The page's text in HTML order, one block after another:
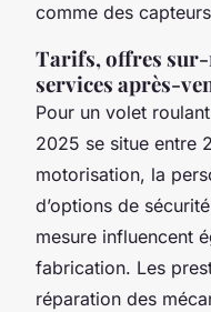
comme des
Tarifs, offres
services après-
Pour un volet
2025 se situe entre
motorisation, la
d’options de
mesure influencent
fabrication. Les
réparation des